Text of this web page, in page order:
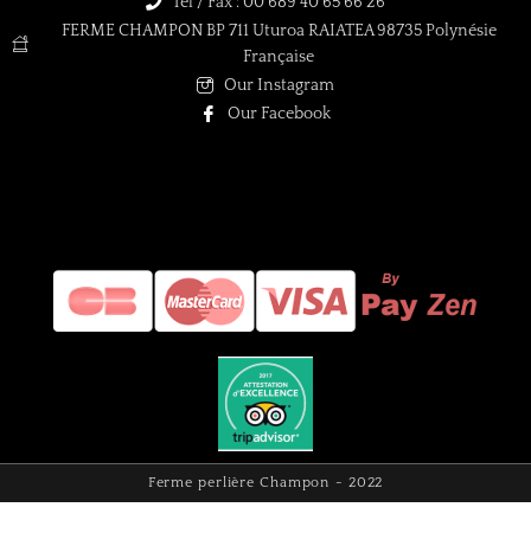
FERME CHAMPON BP 711 Uturoa RAIATEA 98735 Polynésie
Française
Our Instagram
Our Facebook
Ferme perlière Champon - 2022